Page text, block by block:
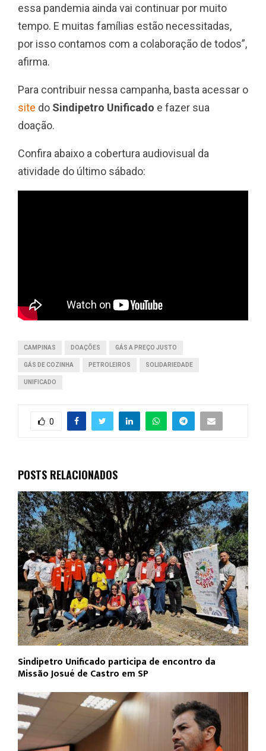
essa pandemia ainda vai continuar por muito
tempo. E muitas famílias estão necessitadas,
por isso contamos com a colaboração de todos”,
afirma.
Para contribuir nessa campanha, basta acessar o
site do Sindipetro Unificado e fazer sua
doação.
Confira abaixo a cobertura audiovisual da
atividade do último sábado:
CAMPINAS DOAÇÕES GÁS A PREÇO JUSTO
GÁS DE COZINHA PETROLEIROS SOLIDARIEDADE
UNIFICADO
0
POSTS RELACIONADOS
Sindipetro Unificado participa de encontro da
Missão Josué de Castro em SP